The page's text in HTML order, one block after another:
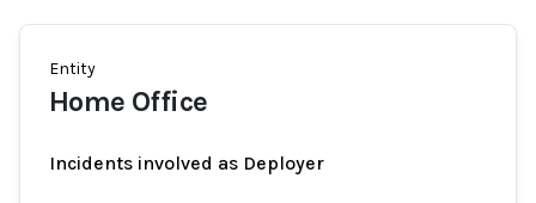
Entity
Home Office
Incidents involved as Deployer